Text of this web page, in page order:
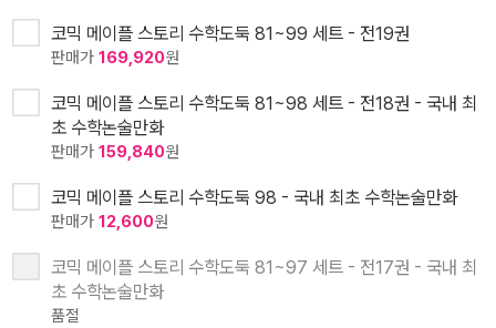
코믹 메이플 스토리 수학도둑 81~99 세트 - 전19권
판매가 169,920원
코믹 메이플 스토리 수학도둑 81~98 세트 - 전18권 - 국내 최
초 수학논술만화
판매가 159,840원
코믹 메이플 스토리 수학도둑 98 - 국내 최초 수학논술만화
판매가 12,600원
코믹 메이플 스토리 수학도둑 81~97 세트 - 전17권 - 국내 최
초 수학논술만화
품절